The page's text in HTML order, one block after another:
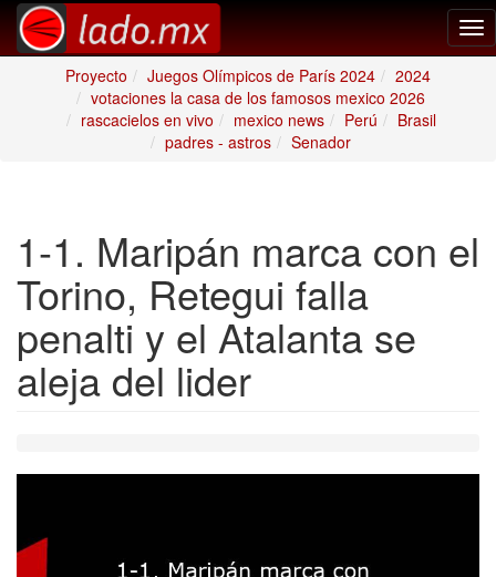
Proyecto
Juegos Olímpicos de París 2024
2024
votaciones la casa de los famosos mexico 2026
rascacielos en vivo
mexico news Perú
Brasil
padres - astros
Senador
1-1. Maripán marca con el
Torino, Retegui falla
penalti y el Atalanta se
aleja del lider